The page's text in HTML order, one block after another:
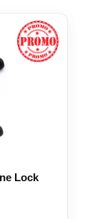
Lock